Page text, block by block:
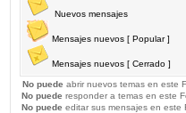
Nuevos mensajes
Mensajes nuevos [ Popular ]
Mensajes nuevos [ Cerrado ]
No puede abrir nuevos temas en este
No puede responder a temas en este
No puede editar sus mensajes en este